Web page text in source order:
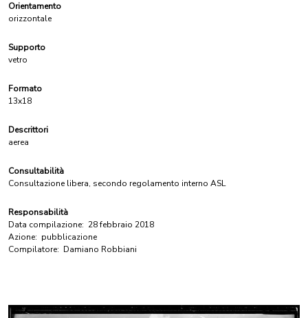
Orientamento
orizzontale
Supporto
vetro
Formato
13x18
Descrittori
aerea
Consultabilità
Consultazione libera, secondo regolamento interno ASL
Responsabilità
Data compilazione: 28 febbraio 2018
Azione: pubblicazione
Compilatore: Damiano Robbiani